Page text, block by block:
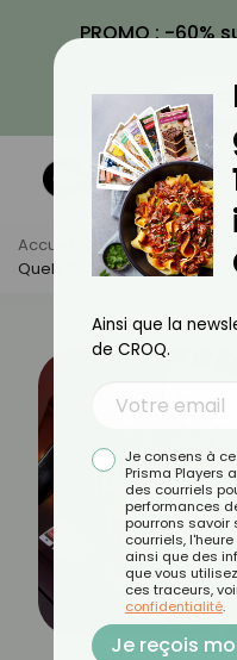
PROMO : -60%
Accueil Actus
Quels Plats Éviter Chez
Ainsi que la
de CROQ.
Je consens à
Prisma Players
des courriels
performances
pourrons savoir
courriels,
ainsi que des
que vous
ces traceurs,
confidentialité.
Je reçois